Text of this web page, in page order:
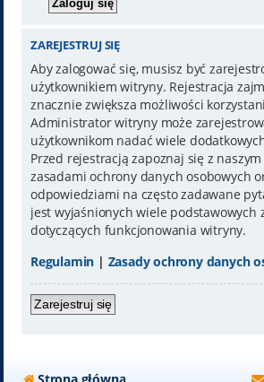
ZAREJESTRUJ SIĘ
Aby zalogować się, musisz być
użytkownikiem witryny. Rejestracja
znacznie zwiększa możliwości
Administrator witryny może
użytkownikom nadać wiele
Przed rejestracją zapoznaj się z
zasadami ochrony danych osobowych
odpowiedziami na często zadawane
jest wyjaśnionych wiele podstawowych
dotyczących funkcjonowania witryny.
Regulamin | Zasady ochrony danych
Zarejestruj się
Strona główna